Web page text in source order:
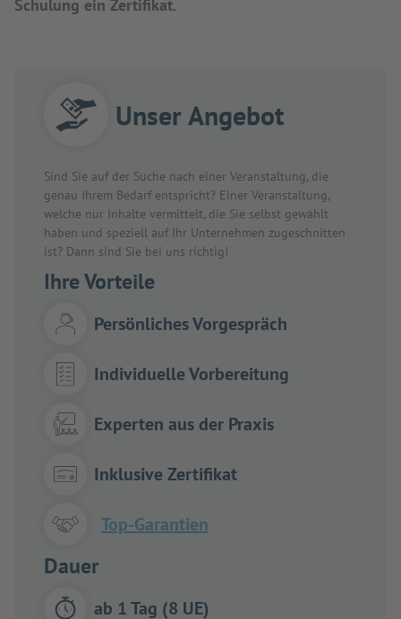
Schulung ein Zertifikat.
Unser Angebot
Sind Sie auf der Suche nach einer Veranstaltung, die
genau Ihrem Bedarf entspricht? Einer Veranstaltung,
welche nur Inhalte vermittelt, die Sie selbst gewählt
haben und speziell auf Ihr Unternehmen zugeschnitten
ist? Dann sind Sie bei uns richtig!
Ihre Vorteile
Persönliches Vorgespräch
Individuelle Vorbereitung
Experten aus der Praxis
Inklusive Zertifikat
Top-Garantien
Dauer
ab 1 Tag (8 UE)